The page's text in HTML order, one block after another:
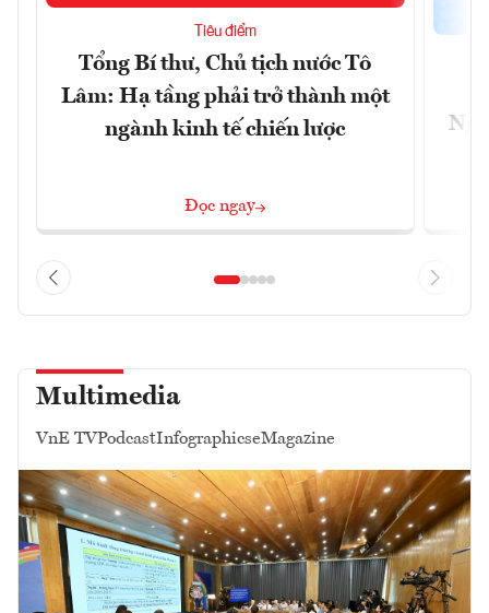
Tiêu điểm
Tổng Bí thư, Chủ tịch nước Tô
Lâm: Hạ tầng phải trở thành một
ngành kinh tế chiến lược
Đọc ngay
Multimedia
VnE TVPodcastInfographicseMagazine